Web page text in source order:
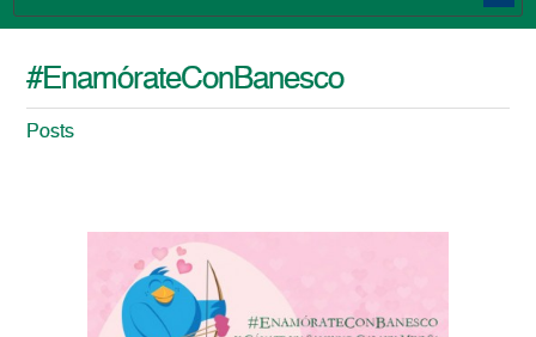
#EnamórateConBanesco
Posts